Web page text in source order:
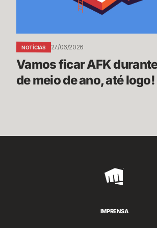
ano,
até
logo!
NOTÍCIAS 27/06/2026
Vamos ficar AFK
de meio de ano, até logo!
Riot
IMPRENSA